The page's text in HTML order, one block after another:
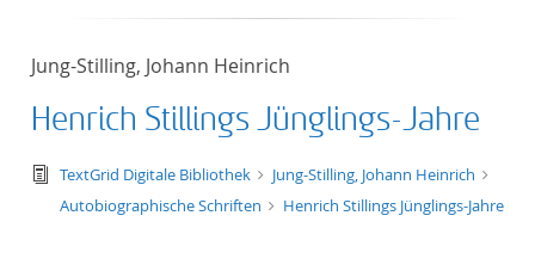
Jung-Stilling, Johann Heinrich
Henrich Stillings Jünglings-Jahre
text/tg.edition+tg.aggregation+xml
TextGrid Digitale Bibliothek
Jung-Stilling, Johann Heinrich
Autobiographische Schriften
Henrich Stillings Jünglings-Jahre